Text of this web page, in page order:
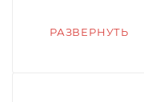
РАЗВЕРНУТЬ